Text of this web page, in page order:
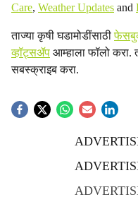
Care, Weather Updates and
ताज्या कृषी घडामोडींसाठी
व्हॉट्सॲप आम्हाला फॉलो
सबस्क्राइब करा.